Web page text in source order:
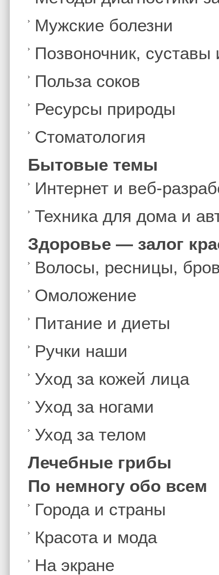
Мужские болезни
Позвоночник,
Польза соков
Ресурсы природы
Стоматология
Бытовые темы
Интернет и веб-
Техника для дома и
Здоровье — залог
Волосы, ресницы,
Омоложение
Питание и диеты
Ручки наши
Уход за кожей лица
Уход за ногами
Уход за телом
Лечебные грибы
По немногу обо всем
Города и страны
Красота и мода
На экране